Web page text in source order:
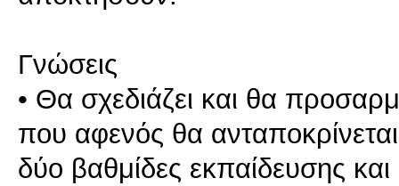
Γνώσεις
• Θα σχεδιάζει και θα
που αφενός θα
δύο βαθμίδες εκπαίδευσης